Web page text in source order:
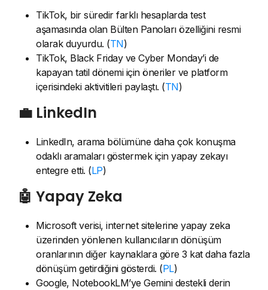
TikTok, bir süredir farklı hesaplarda test
aşamasında olan Bülten Panoları özelliğini resmi
olarak duyurdu. (TN)
TikTok, Black Friday ve Cyber Monday’i de
kapayan tatil dönemi için öneriler ve platform
içerisindeki aktivitileri paylaştı. (TN)
💼 LinkedIn
LinkedIn, arama bölümüne daha çok konuşma
odaklı aramaları göstermek için yapay zekayı
entegre etti. (LP)
🤖 Yapay Zeka
Microsoft verisi, internet sitelerine yapay zeka
üzerinden yönlenen kullanıcıların dönüşüm
oranlarının diğer kaynaklara göre 3 kat daha fazla
dönüşüm getirdiğini gösterdi. (PL)
Google, NotebookLM’ye Gemini destekli derin